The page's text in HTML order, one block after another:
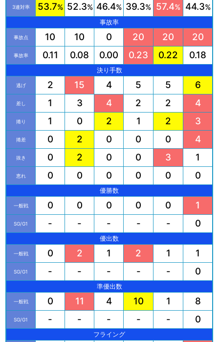
3連対率 53.7% 52.3% 46.4% 39.3% 57.4% 44.3%
事故率
事故点 10 10 0 20 20 20
事故率 0.11 0.08 0.00 0.23 0.22 0.18
決り手数
逃げ 2 15 4 5 5 6
差し 1 3 4 2 2 4
捲り 1 0 2 1 2 3
捲差 0 2 0 0 0 4
抜き 0 2 0 0 3 1
恵れ 0 0 0 0 0 0
優勝数
一般戦 0 0 0 0 0 1
SG/G1 - - - - - 0
優出数
一般戦 0 2 1 2 1 1
SG/G1 - - - - - 0
準優出数
一般戦 0 11 4 10 1 8
SG/G1 - - - - - 0
フライング